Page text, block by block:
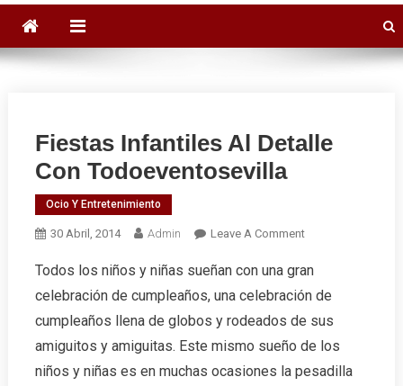
Fiestas Infantiles Al Detalle
Con Todoeventosevilla
Ocio Y Entretenimiento
30 Abril, 2014 Admin Leave A CommentOn
Infantiles
Al
Detalle
Todos los niños y niñas sueñan con una gran
celebración de cumpleaños, una celebración de
cumpleaños llena de globos y rodeados de sus
amiguitos y amiguitas. Este mismo sueño de los
niños y niñas es en muchas ocasiones la pesadilla